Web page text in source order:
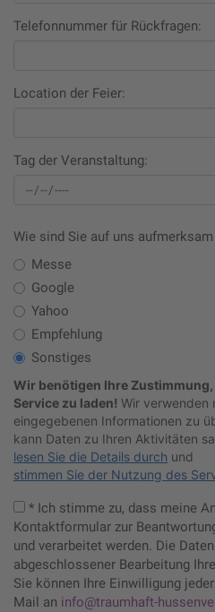
Telefonnummer für Rückfragen:
Location der Feier:
Tag der Veranstaltung:
Wie sind Sie auf uns
Messe
Google
Yahoo
Empfehlung
Sonstiges
Wir benötigen Ihre Zustimmung,
Service zu laden! Wir verwenden
eingegebenen Informationen zu
kann Daten zu Ihren Aktivitäten
lesen Sie die Details durch und
stimmen Sie der Nutzung des
* Ich stimme zu, dass meine
Kontaktformular zur
und verarbeitet werden. Die
abgeschlossener Bearbeitung
Sie können Ihre Einwilligung
Mail an info@traumhaft-